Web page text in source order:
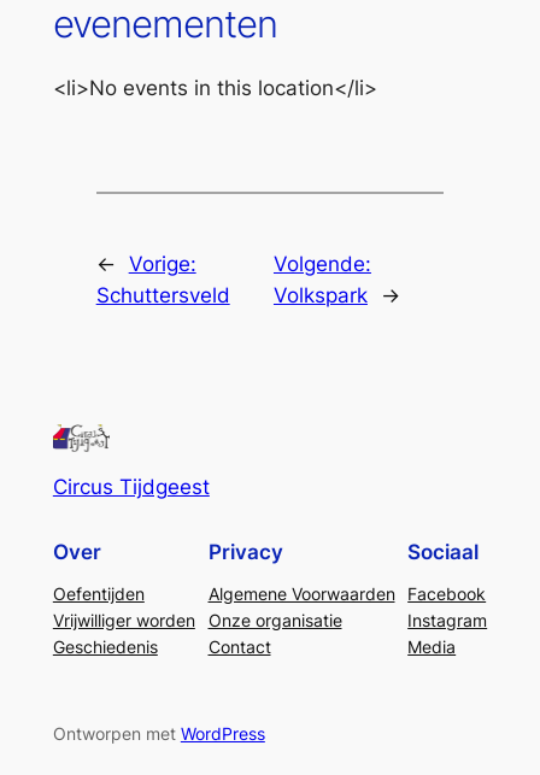
evenementen
<li>No events in this location</li>
← Vorige:
Schuttersveld
Volgende:
Volkspark
→
Circus Tijdgeest
Over
Oefentijden
Vrijwilliger worden
Geschiedenis
Privacy
Algemene Voorwaarden
Onze organisatie
Contact
Sociaal
Facebook
Instagram
Media
Ontworpen met WordPress